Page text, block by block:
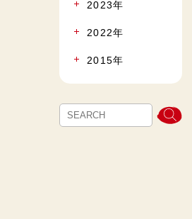
2023年
2022年
2015年